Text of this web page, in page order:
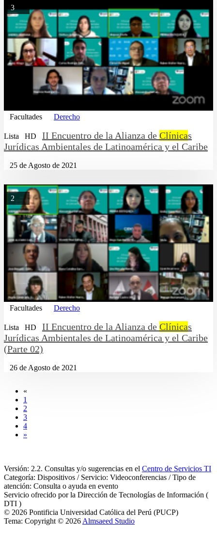
3
Facultades Derecho
Lista HD II Encuentro de la Alianza de Clínicas
Jurídicas Ambientales de Latinoamérica y el Caribe
25 de Agosto de 2021
2
Facultades Derecho
Lista HD II Encuentro de la Alianza de Clínicas
Jurídicas Ambientales de Latinoamérica y el Caribe
(Parte 02)
26 de Agosto de 2021
«
1
2
3
4
»
Versión: 2.2. Consultas y/o sugerencias en el Centro de Servicios TI
Categoría: Dispositivos / Servicio: Videoconferencias / Tipo de
atención: Consulta o ayuda en evento
Servicio ofrecido por la Dirección de Tecnologías de Información (
DTI )
© 2026 Pontificia Universidad Católica del Perú (PUCP)
Tema: Copyright © 2026 Almsaeed Studio